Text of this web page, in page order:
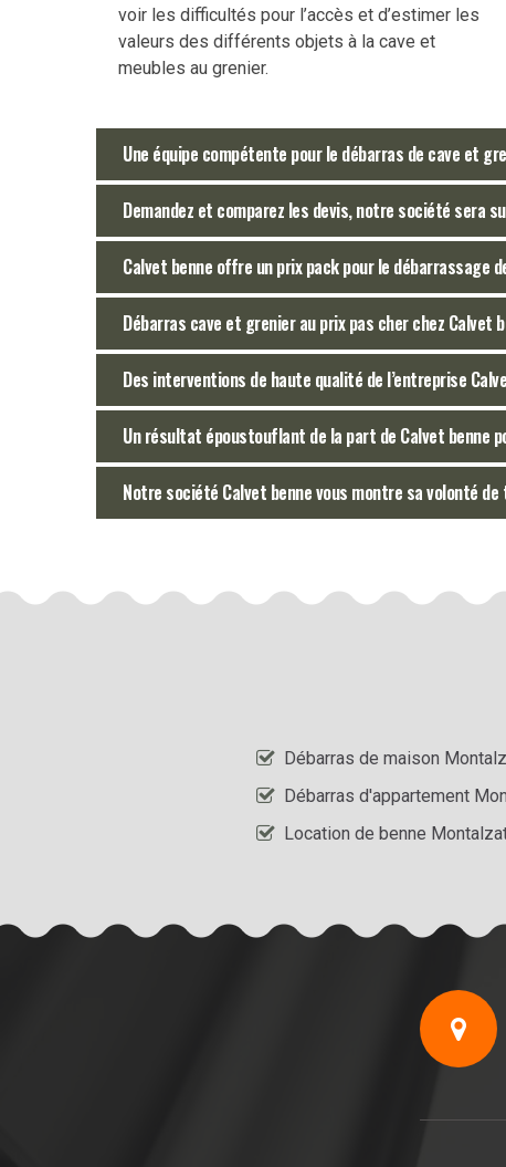
voir les difficultés pour l’accès et d’estimer les
valeurs des différents objets à la cave et
meubles au grenier.
Une équipe compétente pour le débarras de cave et
Demandez et comparez les devis, notre société sera
Calvet benne offre un prix pack pour le débarrassage
Débarras cave et grenier au prix pas cher chez Calvet
Des interventions de haute qualité de l’entreprise
Un résultat époustouflant de la part de Calvet benne
Notre société Calvet benne vous montre sa volonté
Débarras de maison
Débarras d'appartement
Location de benne